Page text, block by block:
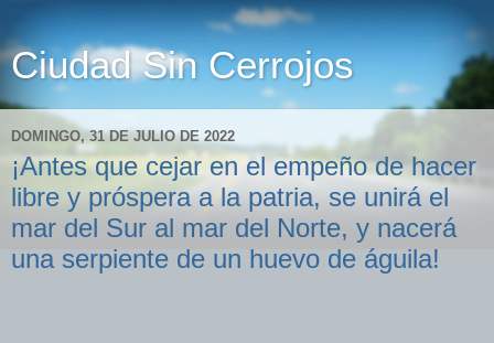
Ciudad Sin Cerrojos
DOMINGO, 31 DE JULIO DE 2022
¡Antes que cejar en el empeño de hacer
libre y próspera a la patria, se unirá el
mar del Sur al mar del Norte, y nacerá
una serpiente de un huevo de águila!